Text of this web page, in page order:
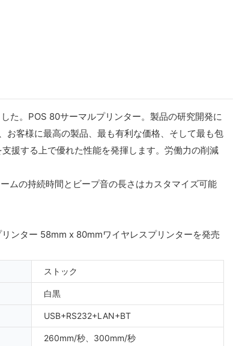
た。POS 80サーマルプリンター。製品の研究開発に
お客様に最高の製品、最も有利な価格、そして最も包
援する上で優れた性能を発揮します。労働力の削減
ムの持続時間とビープ音の長さはカスタマイズ可能
ンター 58mm x 80mmワイヤレスプリンターを発売
ストック
白黒
USB+RS232+LAN+BT
260mm/秒、300mm/秒